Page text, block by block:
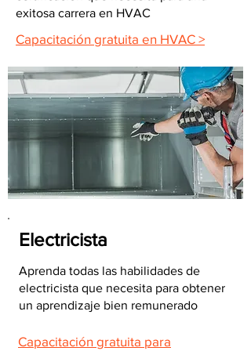
exitosa carrera en HVAC
Capacitación gratuita en HVAC >
Electricista
Aprenda todas las habilidades de
electricista que necesita para obtener
un aprendizaje bien remunerado
Capacitación gratuita para